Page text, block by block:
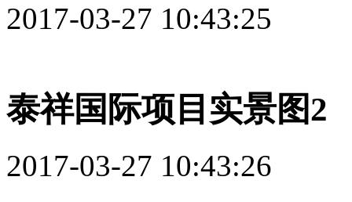
2017-03-27 10:43:25
泰祥国际项目实景图2
2017-03-27 10:43:26